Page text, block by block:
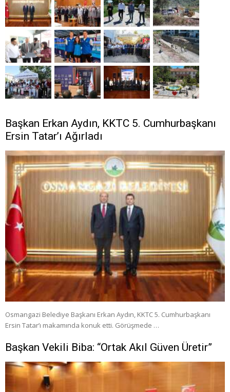
Başkan Erkan Aydın, KKTC 5. Cumhurbaşkanı
Ersin Tatar’ı Ağırladı
Osmangazi Belediye Başkanı Erkan Aydın, KKTC 5. Cumhurbaşkanı
Ersin Tatar’ı makamında konuk etti. Görüşmede …
Başkan Vekili Biba: “Ortak Akıl Güven Üretir”